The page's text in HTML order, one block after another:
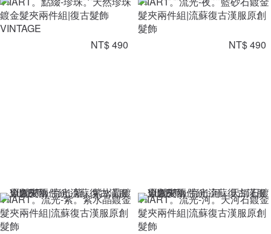
鍍金髮夾兩件組|復古髮飾
VINTAGE
NT$ 490
髮夾兩件組|流蘇復古漢服原創
髮飾
NT$ 490
VIIART。流光-紫。紫水晶鍍金
髮夾兩件組|流蘇復古漢服原創
髮飾
VIIART。流光-河。天河石鍍金
髮夾兩件組|流蘇復古漢服原創
髮飾